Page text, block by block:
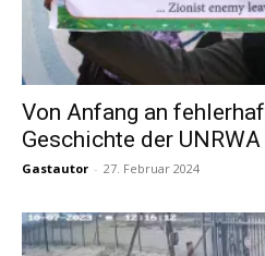
Von Anfang an
Geschichte der UNRWA
Gastautor - 27. Februar 2024